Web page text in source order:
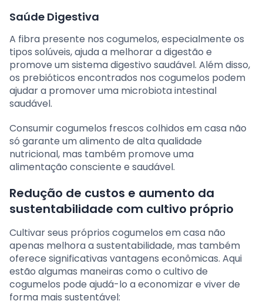
Saúde Digestiva
A fibra presente nos cogumelos, especialmente os
tipos solúveis, ajuda a melhorar a digestão e
promove um sistema digestivo saudável. Além disso,
os prebióticos encontrados nos cogumelos podem
ajudar a promover uma microbiota intestinal
saudável.
Consumir cogumelos frescos colhidos em casa não
só garante um alimento de alta qualidade
nutricional, mas também promove uma
alimentação consciente e saudável.
Redução de custos e aumento da
sustentabilidade com cultivo próprio
Cultivar seus próprios cogumelos em casa não
apenas melhora a sustentabilidade, mas também
oferece significativas vantagens econômicas. Aqui
estão algumas maneiras como o cultivo de
cogumelos pode ajudá-lo a economizar e viver de
forma mais sustentável: